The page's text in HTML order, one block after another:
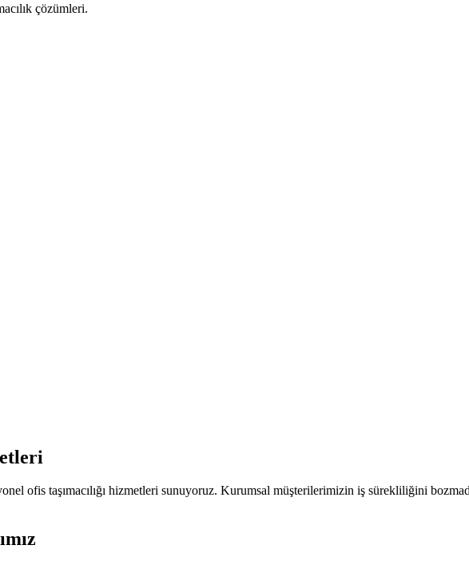
çözümleri.
ofis taşımacılığı hizmetleri sunuyoruz. Kurumsal müşterilerimizin iş sürekliliğini